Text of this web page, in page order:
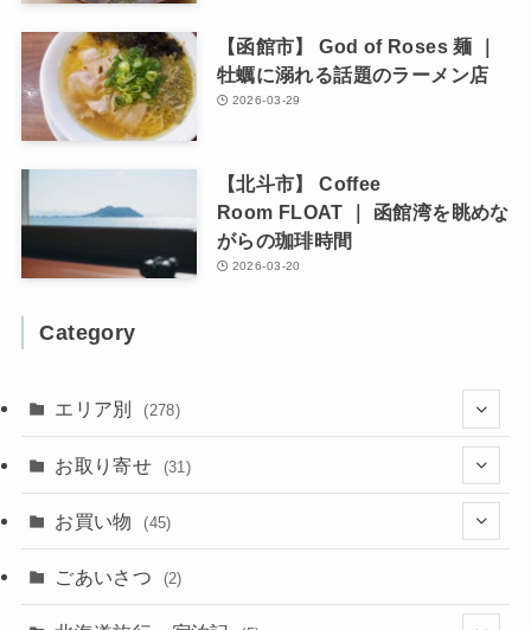
【函館市】 God of Roses 麺 ｜
牡蠣に溺れる話題のラーメン店
2026-03-29
【北斗市】 Coffee
Room FLOAT ｜ 函館湾を眺めな
がらの珈琲時間
2026-03-20
Category
エリア別 (278)
(102)
(2)
(137)
お取り寄せ (31)
(4)
(15)
お買い物 (45)
(10)
ごあいさつ (2)